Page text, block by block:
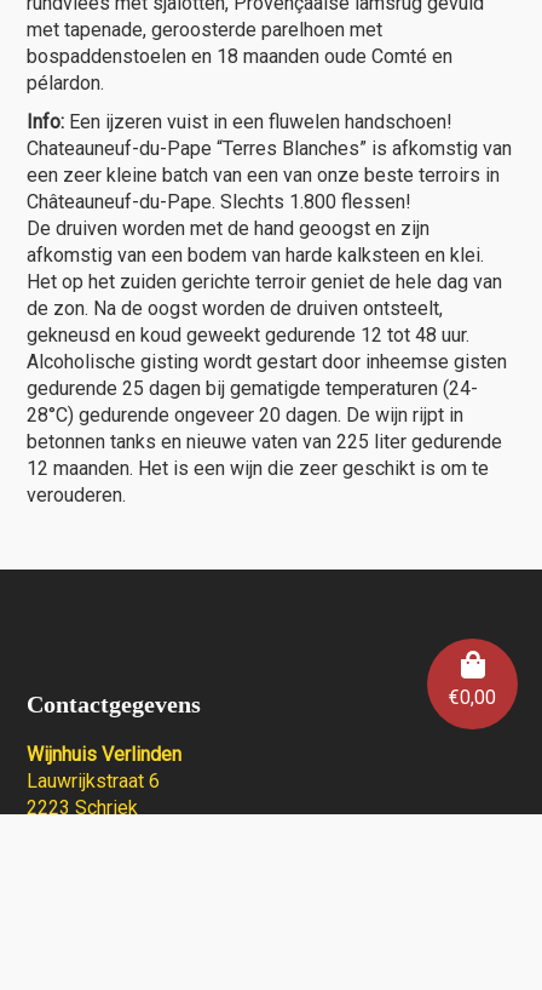
€0,00
met tapenade, geroosterde parelhoen met
bospaddenstoelen en 18 maanden oude Comté en
pélardon.
Info: Een ijzeren vuist in een fluwelen handschoen!
Chateauneuf-du-Pape “Terres Blanches” is afkomstig van
een zeer kleine batch van een van onze beste terroirs in
Châteauneuf-du-Pape. Slechts 1.800 flessen!
De druiven worden met de hand geoogst en zijn
afkomstig van een bodem van harde kalksteen en klei.
Het op het zuiden gerichte terroir geniet de hele dag van
de zon. Na de oogst worden de druiven ontsteelt,
gekneusd en koud geweekt gedurende 12 tot 48 uur.
Alcoholische gisting wordt gestart door inheemse gisten
gedurende 25 dagen bij gematigde temperaturen (24-
28°C) gedurende ongeveer 20 dagen. De wijn rijpt in
betonnen tanks en nieuwe vaten van 225 liter gedurende
12 maanden. Het is een wijn die zeer geschikt is om te
verouderen.
Contactgegevens
Wijnhuis Verlinden
Lauwrijkstraat 6
2223 Schriek